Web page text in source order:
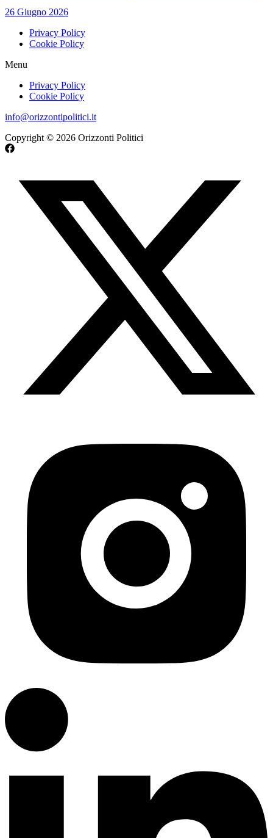
26 Giugno 2026
Privacy Policy
Cookie Policy
Menu
Privacy Policy
Cookie Policy
info@orizzontipolitici.it
Copyright © 2026 Orizzonti Politici